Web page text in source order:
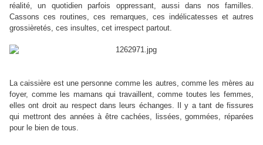
réalité, un quotidien parfois oppressant, aussi dans nos familles.
Cassons ces routines, ces remarques, ces indélicatesses et autres
grossièretés, ces insultes, cet irrespect partout.
La caissière est une personne comme les autres, comme les mères au
foyer, comme les mamans qui travaillent, comme toutes les femmes,
elles ont droit au respect dans leurs échanges. Il y a tant de fissures
qui mettront des années à être cachées, lissées, gommées, réparées
pour le bien de tous.